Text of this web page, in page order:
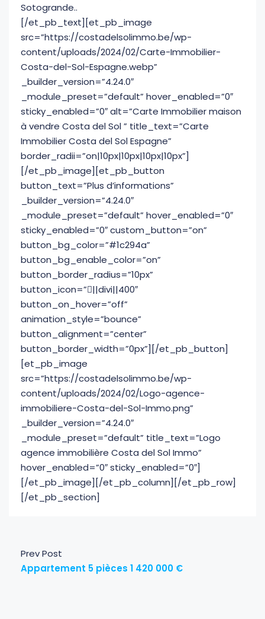
Sotogrande..
[/et_pb_text][et_pb_image
src=”https://costadelsolimmo.be/wp-
content/uploads/2024/02/Carte-Immobilier-
Costa-del-Sol-Espagne.webp”
_builder_version=”4.24.0″
_module_preset=”default” hover_enabled=”0″
sticky_enabled=”0″ alt=”Carte Immobilier maison
à vendre Costa del Sol ” title_text=”Carte
Immobilier Costa del Sol Espagne”
border_radii=”on|10px|10px|10px|10px”]
[/et_pb_image][et_pb_button
button_text=”Plus d’informations”
_builder_version=”4.24.0″
_module_preset=”default” hover_enabled=”0″
sticky_enabled=”0″ custom_button=”on”
button_bg_color=”#1c294a”
button_bg_enable_color=”on”
button_border_radius=”10px”
button_icon=”||divi||400″
button_on_hover=”off”
animation_style=”bounce”
button_alignment=”center”
button_border_width=”0px”][/et_pb_button]
[et_pb_image
src=”https://costadelsolimmo.be/wp-
content/uploads/2024/02/Logo-agence-
immobiliere-Costa-del-Sol-Immo.png”
_builder_version=”4.24.0″
_module_preset=”default” title_text=”Logo
agence immobilière Costa del Sol Immo”
hover_enabled=”0″ sticky_enabled=”0″]
[/et_pb_image][/et_pb_column][/et_pb_row]
[/et_pb_section]
Prev Post
Appartement 5 pièces 1 420 000 €